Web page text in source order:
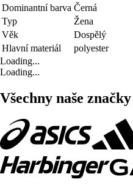
Dominantní barva Černá
Typ
Žena
Věk
Dospělý
Hlavní materiál
polyester
Loading...
Loading...
Všechny naše značky